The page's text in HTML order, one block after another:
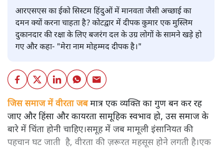
आरएसएस का ईको सिस्टम हिंदुओं में मानवता जैसी अच्छाई का
दमन क्यों करना चाहता है? कोटद्वार में दीपक कुमार एक मुस्लिम
दुकानदार की रक्षा के लिए बजरंग दल के उग्र लोगों के सामने खड़े हो
गए और कहा- "मेरा नाम मोहम्मद दीपक है।"
जिस समाज में वीरता जबमात्र एक व्यक्ति का गुण बन कर रह
जाए और हिंसा और कायरता सामूहिक स्वभाव हो, उस समाज के
बारे में चिंता होनी चाहिए।समूह में जब मामूली इंसानियत की
पहचान घट जाती है, वीरता की ज़रूरत महसूस होने लगती है।एक